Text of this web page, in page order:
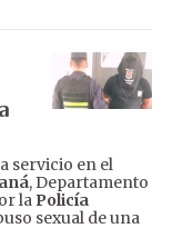
servicio en el
, Departamento
la Policía
sexual de una